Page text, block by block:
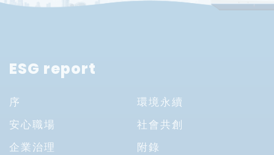
ESG report
序
環境永續
安心職場
社會共創
企業治理
附錄